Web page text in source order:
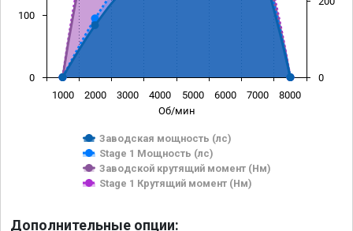
Об/мин
Заводская мощность (лс)
Stage 1 Мощность (лс)
Заводской крутящий момент (Нм)
Stage 1 Крутящий момент (Нм)
1000 2000 3000 4000 5000 6000 7000 8000
0
100
0
Дополнительные опции: